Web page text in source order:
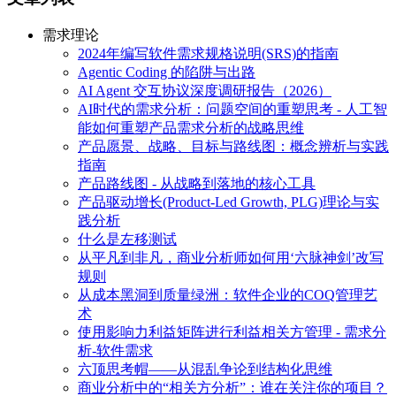
需求理论
2024年编写软件需求规格说明(SRS)的指南
Agentic Coding 的陷阱与出路
AI Agent 交互协议深度调研报告（2026）
AI时代的需求分析：问题空间的重塑思考 - 人工智
能如何重塑产品需求分析的战略思维
产品愿景、战略、目标与路线图：概念辨析与实践
指南
产品路线图 - 从战略到落地的核心工具
产品驱动增长(Product-Led Growth, PLG)理论与实
践分析
什么是左移测试
从平凡到非凡，商业分析师如何用‘六脉神剑’改写
规则
从成本黑洞到质量绿洲：软件企业的COQ管理艺
术
使用影响力利益矩阵进行利益相关方管理 - 需求分
析-软件需求
六顶思考帽——从混乱争论到结构化思维
商业分析中的“相关方分析”：谁在关注你的项目？